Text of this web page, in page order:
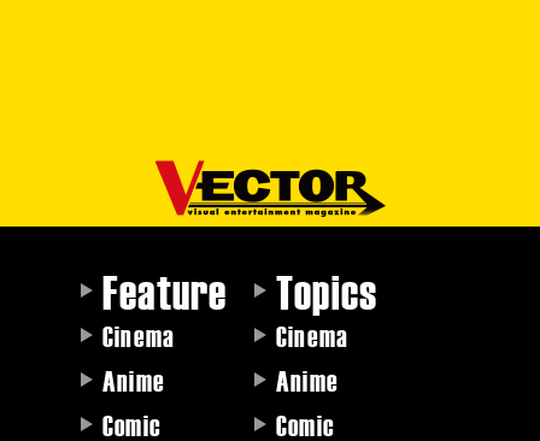
Feature
Cinema
Anime
Comic
Topics
Cinema
Anime
Comic